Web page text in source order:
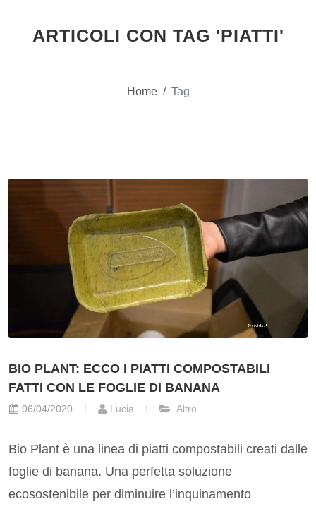
ARTICOLI CON TAG 'PIATTI'
Home / Tag
BIO PLANT: ECCO I PIATTI COMPOSTABILI
FATTI CON LE FOGLIE DI BANANA
06/04/2020 Lucia Altro
Bio Plant è una linea di piatti compostabili creati dalle
foglie di banana. Una perfetta soluzione
ecosostenibile per diminuire l’inquinamento